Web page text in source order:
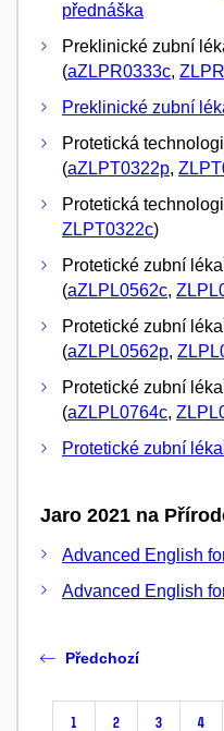
přednáška
Preklinické zubní
(aZLPR0333c,
Preklinické zubní
Protetická
(aZLPT0322p,
Protetická
ZLPT0322c)
Protetické zubní
(aZLPL0562c,
Protetické zubní
(aZLPL0562p,
Protetické zubní
(aZLPL0764c,
Protetické zubní
Jaro 2021 na
Advanced English
Advanced English
Předchozí
1 2 3 4